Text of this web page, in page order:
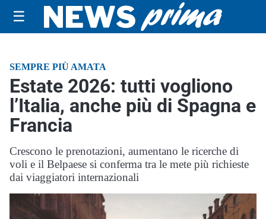
☰
SEMPRE PIÙ AMATA
Estate 2026: tutti vogliono
l’Italia, anche più di Spagna e
Francia
Crescono le prenotazioni, aumentano le ricerche di
voli e il Belpaese si conferma tra le mete più richieste
dai viaggiatori internazionali